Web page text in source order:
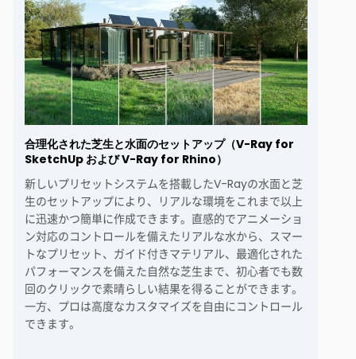
合理化された芝生と水面のセットアップ（V-Ray for
SketchUp および V-Ray for Rhino）
新しいプリセットシステムを搭載したV-Rayの水面と芝
生のセットアップにより、リアルな環境をこれまで以上
に迅速かつ簡単に作成できます。直感的でアニメーショ
ン対応のコントロールを備えたリアルな水から、スマー
トなプリセット、ガイド付きマテリアル、最適化された
パフォーマンスを備えた自然な芝生まで、初心者でも数
回のクリックで素晴らしい結果を得ることができます。
一方、プロは高度なカスタマイズを自由にコントロール
できます。